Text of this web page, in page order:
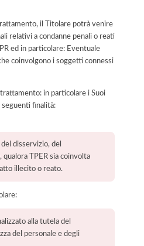
il Titolare potrà venire
relativi a condanne penali o reati
ed in particolare: Eventuale
coinvolgono i soggetti connessi
in particolare i Suoi
finalità:
disservizio, del
TPER sia coinvolta
illecito o reato.
alla tutela del
del personale e degli